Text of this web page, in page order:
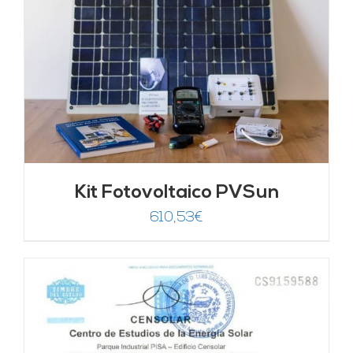
Kit Fotovoltaico PVSun
610,53€